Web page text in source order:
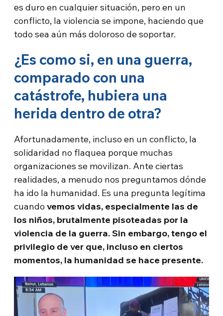
es duro en cualquier situación, pero en un
conflicto, la violencia se impone, haciendo que
todo sea aún más doloroso de soportar.
¿Es como si, en una guerra,
comparado con una
catástrofe, hubiera una
herida dentro de otra?
Afortunadamente, incluso en un conflicto, la
solidaridad no flaquea porque muchas
organizaciones se movilizan. Ante ciertas
realidades, a menudo nos preguntamos dónde
ha ido la humanidad. Es una pregunta legítima
cuandovemos vidas, especialmente las de
los niños, brutalmente pisoteadas por la
violencia de la guerra. Sin embargo, tengo el
privilegio de ver que, incluso en ciertos
momentos, la humanidad se hace presente.